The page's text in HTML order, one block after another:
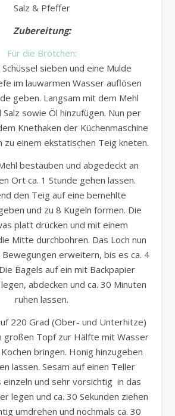
Salz & Pfeffer
Zubereitung:
Für die Brötchen:
sieben und eine Mulde
im lauwarmen Wasser auflösen
geben. Langsam mit dem Mehl
sowie Öl hinzufügen. Nun per
Knethaken der Küchenmaschine
zu einem ekstatischen Teig kneten.
bestäuben und abgedeckt an
Ort ca. 1 Stunde gehen lassen.
den Teig auf eine bemehlte
und zu 8 Kugeln formen. Die
platt drücken und mit einem
Mitte durchbohren. Das Loch nun
erweitern, bis es ca. 4
Bagels auf ein mit Backpapier
abdecken und ca. 30 Minuten
ruhen lassen.
220 Grad (Ober- und Unterhitze)
großen Topf zur Hälfte mit Wasser
bringen. Honig hinzugeben
lassen. Sesam auf einen Teller
einzeln und sehr vorsichtig in das
legen und ca. 30 Sekunden ziehen
umdrehen und nochmals ca. 30